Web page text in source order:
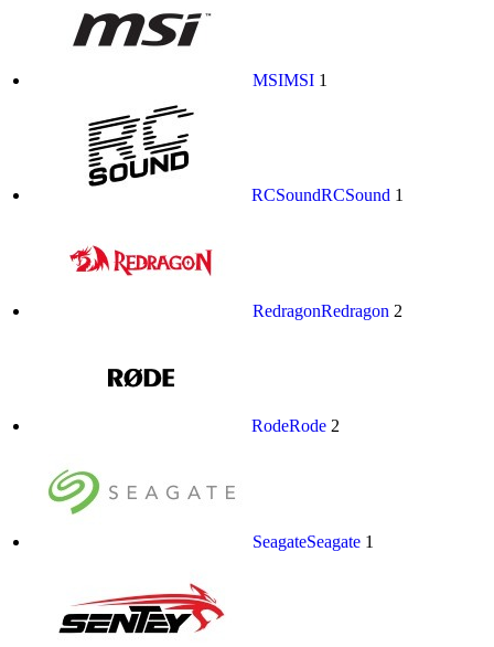
MSIMSI 1
RCSoundRCSound 1
RedragonRedragon 2
RodeRode 2
SeagateSeagate 1